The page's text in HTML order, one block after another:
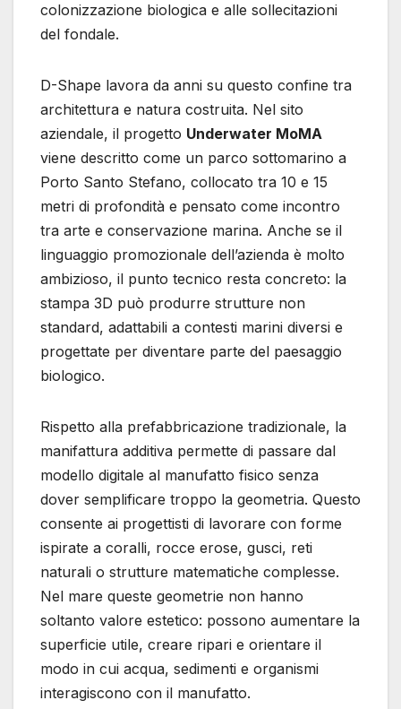
colonizzazione biologica e alle sollecitazioni
del fondale.
D-Shape lavora da anni su questo confine tra
architettura e natura costruita. Nel sito
aziendale, il progetto Underwater MoMA
viene descritto come un parco sottomarino a
Porto Santo Stefano, collocato tra 10 e 15
metri di profondità e pensato come incontro
tra arte e conservazione marina. Anche se il
linguaggio promozionale dell’azienda è molto
ambizioso, il punto tecnico resta concreto: la
stampa 3D può produrre strutture non
standard, adattabili a contesti marini diversi e
progettate per diventare parte del paesaggio
biologico.
Rispetto alla prefabbricazione tradizionale, la
manifattura additiva permette di passare dal
modello digitale al manufatto fisico senza
dover semplificare troppo la geometria. Questo
consente ai progettisti di lavorare con forme
ispirate a coralli, rocce erose, gusci, reti
naturali o strutture matematiche complesse.
Nel mare queste geometrie non hanno
soltanto valore estetico: possono aumentare la
superficie utile, creare ripari e orientare il
modo in cui acqua, sedimenti e organismi
interagiscono con il manufatto.